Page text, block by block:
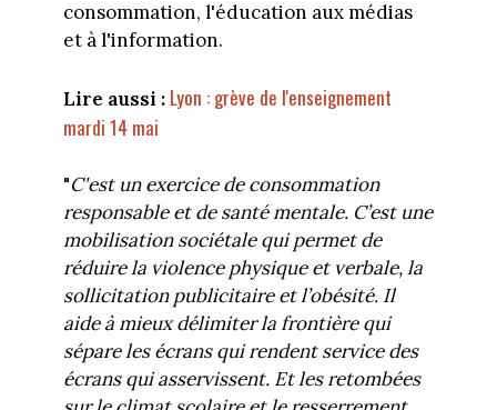
consommation, l'éducation aux médias
et à l'information.
Lire aussi : Lyon : grève de l'enseignement
mardi 14 mai
"C'est un exercice de consommation
responsable et de santé mentale. C’est une
mobilisation sociétale qui permet de
réduire la violence physique et verbale, la
sollicitation publicitaire et l’obésité. Il
aide à mieux délimiter la frontière qui
sépare les écrans qui rendent service des
écrans qui asservissent. Et les retombées